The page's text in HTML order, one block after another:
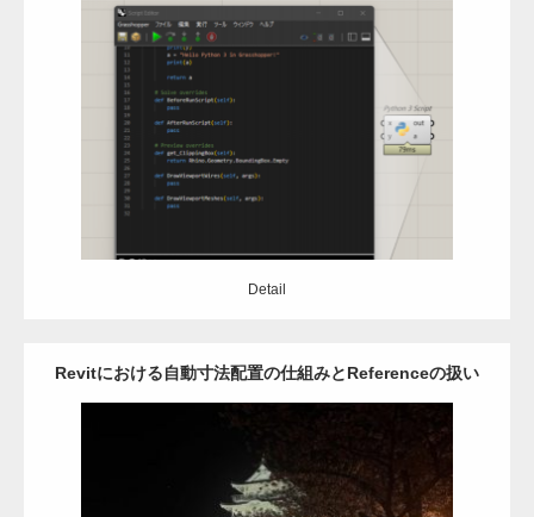
使ってみよう
Category: Grasshopper
Detail
Detail
Revitにおける自動寸法配置の仕組みとReferenceの扱い
アドイン 自動設計 API